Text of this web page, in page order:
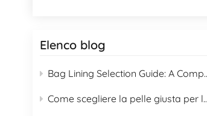
Elenco blog
Bag Lining Selection Guide: A Complete Guide to 16 Lining Materials for B2B Buyers
Come scegliere la pelle giusta per le borse